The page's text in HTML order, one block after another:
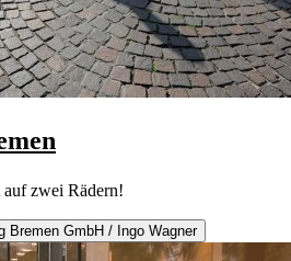
auf zwei Rädern!
Bremen GmbH / Ingo Wagner